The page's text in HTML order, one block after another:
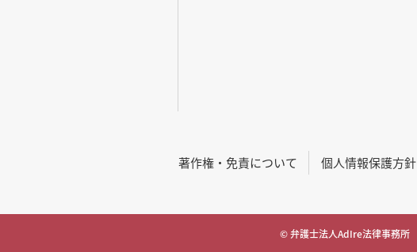
著作権・免責について 個人情報保護方針
© 弁護士法人AdIre法律事務所